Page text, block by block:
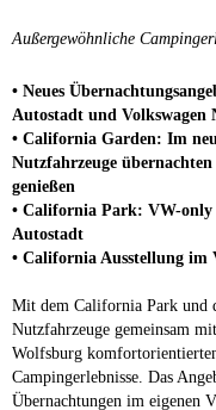
Außergewöhnliche
• Neues
Autostadt und Volkswagen
• California Garden: Im
Nutzfahrzeuge
genießen
• California Park: VW-only
Autostadt
• California Ausstellung im
Mit dem California Park und
Nutzfahrzeuge gemeinsam
Wolfsburg
Campingerlebnisse. Das
Übernachtungen im eigenen